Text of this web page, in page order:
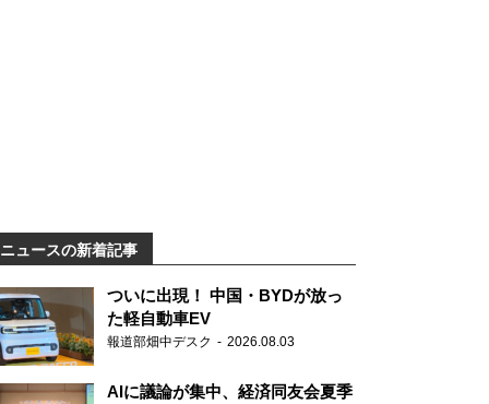
ニュースの新着記事
ついに出現！ 中国・BYDが放っ
た軽自動車EV
報道部畑中デスク 2026.08.03
AIに議論が集中、経済同友会夏季